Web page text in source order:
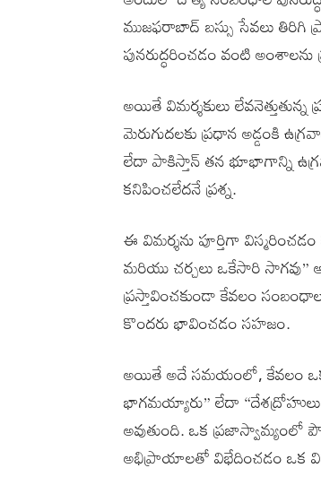
ముజఫరాబాద్ బస్సు సేవలు
పునరుద్ధరించడం వంటి అంశాలను
అయితే విమర్శకులు
మెరుగుదలకు ప్రధాన అడ్డంకి
లేదా పాకిస్తాన్ తన భూభాగాన్ని
కనిపించలేదనే ప్రశ్న.
ఈ విమర్శను పూర్తిగా
మరియు చర్చలు ఒకేసారి సాగవు”
ప్రస్తావించకుండా కేవలం
కొందరు భావించడం సహజం.
అయితే అదే సమయంలో, కేవలం ఒక
భాగమయ్యారు” లేదా
అవుతుంది. ఒక ప్రజాస్వామ్యంలో
అభిప్రాయాలతో విభేదించడం ఒక